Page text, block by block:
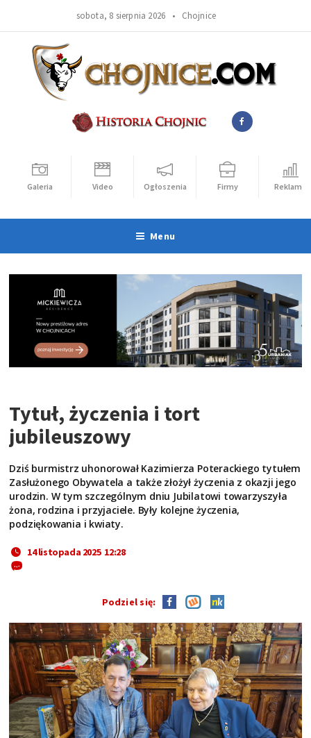
sobota, 8 sierpnia 2026 • Chojnice
Galeria Video Ogłoszenia Firmy Reklama
Menu
Tytuł, życzenia i tort
jubileuszowy
Dziś burmistrz uhonorował Kazimierza Poterackiego tytułem
Zasłużonego Obywatela a także złożył życzenia z okazji jego
urodzin. W tym szczególnym dniu Jubilatowi towarzyszyła
żona, rodzina i przyjaciele. Były kolejne życzenia,
podziękowania i kwiaty.
14 listopada 2025 12:28
Podziel się: